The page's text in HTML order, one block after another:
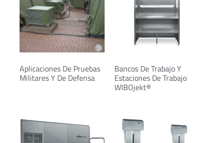
Aplicaciones De Pruebas
Militares Y De Defensa
Bancos De Trabajo Y
Estaciones De Trabajo
WIBOjekt®